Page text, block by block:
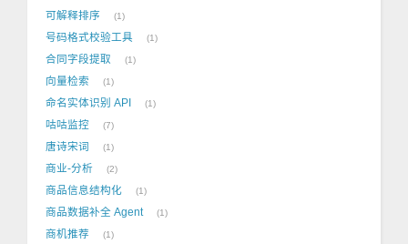
可解释排序 1
号码格式校验工具 1
合同字段提取 1
向量检索 1
命名实体识别 API 1
咕咕监控 7
唐诗宋词 1
商业-分析 2
商品信息结构化 1
商品数据补全 Agent 1
商机推荐 1